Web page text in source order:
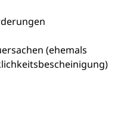
(ehemals